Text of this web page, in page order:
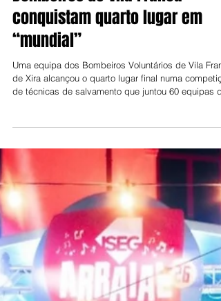
Jorge Talixa
12 de jun.
Bombeiros de Vila Franca
conquistam quarto lugar em
“mundial”
Uma equipa dos Bombeiros Voluntários de Vila
de Xira alcançou o quarto lugar final numa
de técnicas de salvamento que juntou 60 equipas de
três continentes. A equipa SQUAD 1102 da
Associação de Bombeiros Voluntários de Vila Franca
de Xira participou, na primeira semana de Junho, no
InterSchutz 2026, competição internacional
em Hannover (Alemanha). “Num universo de cerca
60 equipas internacionais, com representantes de
Portugal, Espanha, Bélgica,